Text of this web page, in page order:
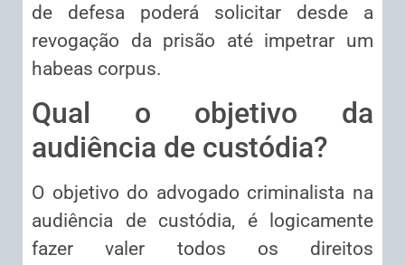
de defesa poderá solicitar desde a
revogação da prisão até impetrar um
habeas corpus.
Qual o objetivo da
audiência de custódia?
O objetivo do advogado criminalista na
audiência de custódia, é logicamente
fazer valer todos os direitos